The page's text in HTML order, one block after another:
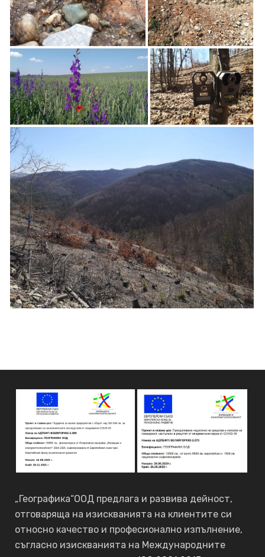
„Географика“ООД предлага и развива дейност,
отговаряща на изискванията на клиентите си
относно качество и професионално изпълнение,
съгласно изискванията на Международните